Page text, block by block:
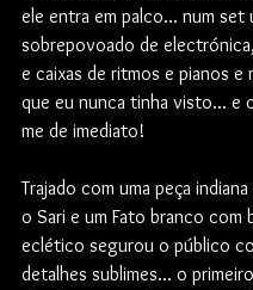
ele entra em palco... num set
sobrepovoado de
e caixas de ritmos e pianos e
que eu nunca tinha visto... e
me de imediato!
Trajado com uma peça
o Sari e um Fato branco com
eclético segurou o público
detalhes sublimes... o